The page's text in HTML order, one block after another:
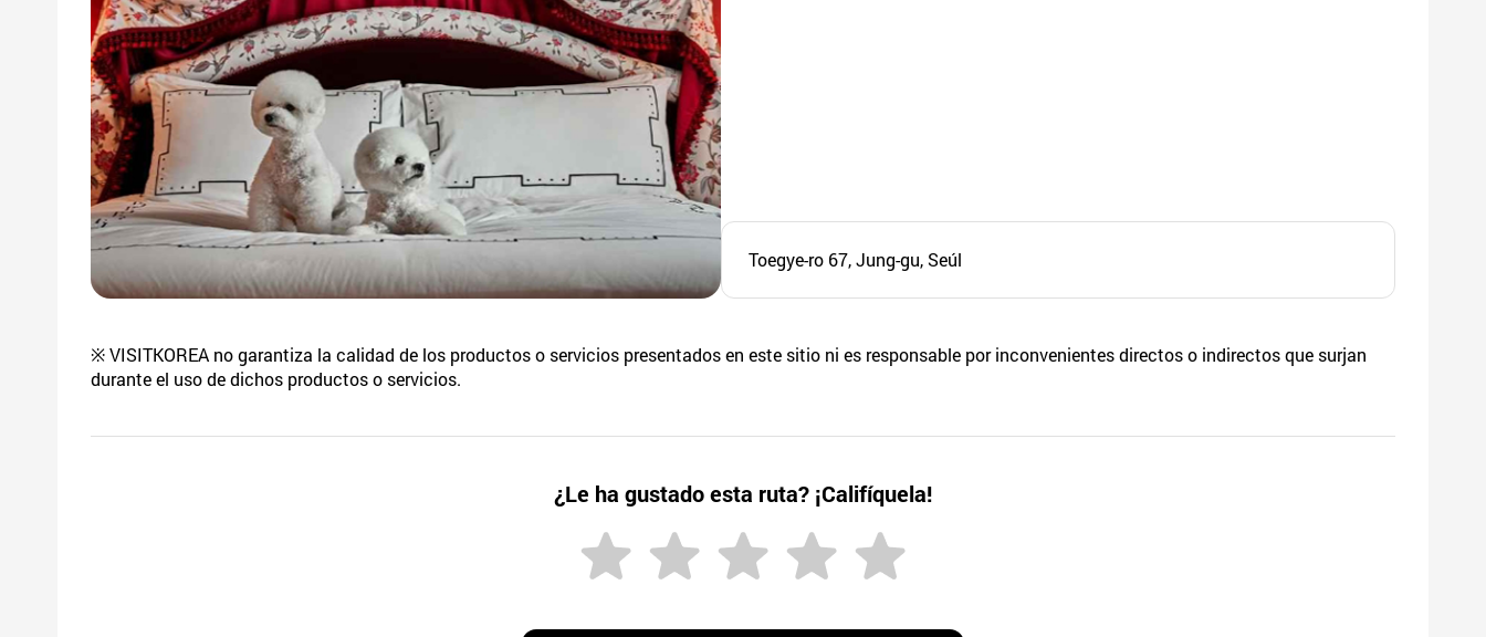
Toegye-ro 67, Jung-gu, Seúl
※ VISITKOREA no garantiza la calidad de los productos o servicios presentados en este sitio ni es responsable por inconvenientes directos o indirectos que surjan
durante el uso de dichos productos o servicios.
¿Le ha gustado esta ruta? ¡Califíquela!